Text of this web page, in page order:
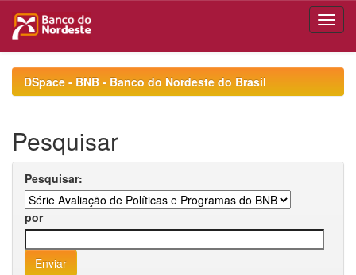
navigationDSpace - BNB - Banco do Nordeste do Brasil
Pesquisar
Pesquisar:
por